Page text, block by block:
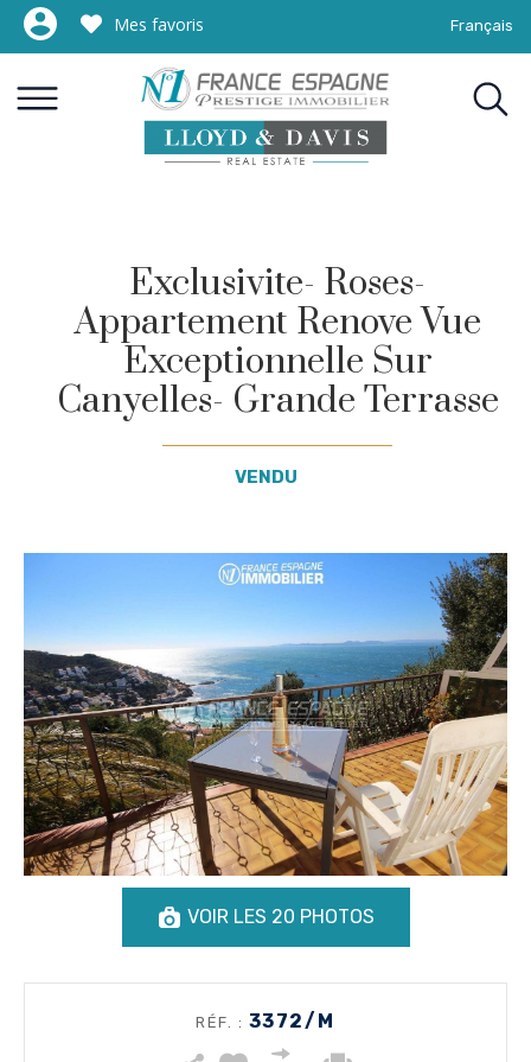
Mes favoris Français
Exclusivite- Roses-
Appartement Renove Vue
Exceptionnelle Sur
Canyelles- Grande Terrasse
VENDU
VOIR LES 20 PHOTOS
RÉF. : 3372/M